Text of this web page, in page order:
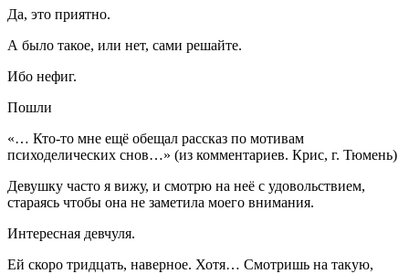
Да, это приятно.
А было такое, или нет, сами решайте.
Ибо нефиг.
Пошли
«… Кто-то мне ещё обещал рассказ по мотивам
психоделических снов…» (из комментариев. Крис, г. Тюмень)
Девушку часто я вижу, и смотрю на неё с удовольствием,
стараясь чтобы она не заметила моего внимания.
Интересная девчуля.
Ей скоро тридцать, наверное. Хотя… Смотришь на такую,